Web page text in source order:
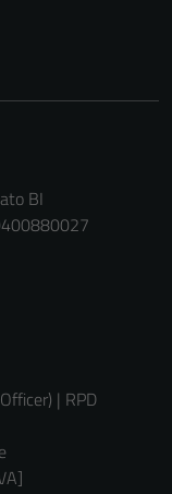
BI
| RPD